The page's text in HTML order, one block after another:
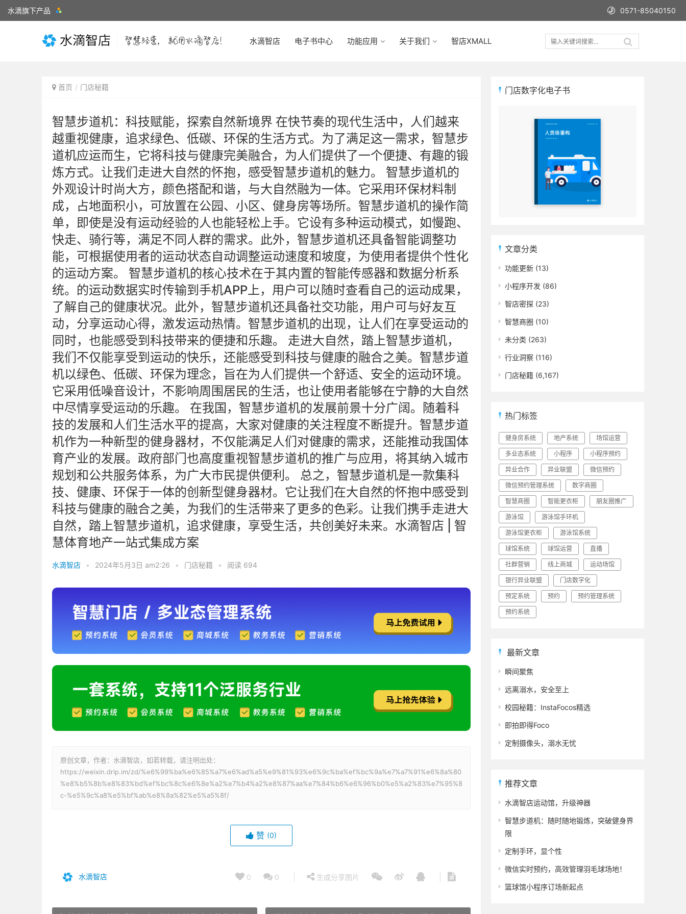
水滴旗下产品 0571-85040150
水滴智店 电子书中心 功能应用 关于我们 智店XMALL
首页 门店秘籍
智慧步道机：科技赋能，探索自然新境界 在快节奏的现代生活中，人们越来
越重视健康，追求绿色、低碳、环保的生活方式。为了满足这一需求，智慧步
道机应运而生，它将科技与健康完美融合，为人们提供了一个便捷、有趣的锻
炼方式。让我们走进大自然的怀抱，感受智慧步道机的魅力。 智慧步道机的
外观设计时尚大方，颜色搭配和谐，与大自然融为一体。它采用环保材料制
成，占地面积小，可放置在公园、小区、健身房等场所。智慧步道机的操作简
单，即使是没有运动经验的人也能轻松上手。它设有多种运动模式，如慢跑、
快走、骑行等，满足不同人群的需求。此外，智慧步道机还具备智能调整功
能，可根据使用者的运动状态自动调整运动速度和坡度，为使用者提供个性化
的运动方案。 智慧步道机的核心技术在于其内置的智能传感器和数据分析系
统。的运动数据实时传输到手机APP上，用户可以随时查看自己的运动成果，
了解自己的健康状况。此外，智慧步道机还具备社交功能，用户可与好友互
动，分享运动心得，激发运动热情。智慧步道机的出现，让人们在享受运动的
同时，也能感受到科技带来的便捷和乐趣。 走进大自然，踏上智慧步道机，
我们不仅能享受到运动的快乐，还能感受到科技与健康的融合之美。智慧步道
机以绿色、低碳、环保为理念，旨在为人们提供一个舒适、安全的运动环境。
它采用低噪音设计，不影响周围居民的生活，也让使用者能够在宁静的大自然
中尽情享受运动的乐趣。 在我国，智慧步道机的发展前景十分广阔。随着科
技的发展和人们生活水平的提高，大家对健康的关注程度不断提升。智慧步道
机作为一种新型的健身器材，不仅能满足人们对健康的需求，还能推动我国体
育产业的发展。政府部门也高度重视智慧步道机的推广与应用，将其纳入城市
规划和公共服务体系，为广大市民提供便利。 总之，智慧步道机是一款集科
技、健康、环保于一体的创新型健身器材。它让我们在大自然的怀抱中感受到
科技与健康的融合之美，为我们的生活带来了更多的色彩。让我们携手走进大
自然，踏上智慧步道机，追求健康，享受生活，共创美好未来。水滴智店 | 智
慧体育地产一站式集成方案
水滴智店 • 2024年5月3日 am2:26 • 门店秘籍 • 阅读 694
原创文章，作者：水滴智店，如若转载，请注明出处：
https://weixin.drip.im/zd/%e6%99%ba%e6%85%a7%e6%ad%a5%e9%81%93%e6%9c%ba%ef%bc%9a%e7%a7%91%e6%8a%80
%e8%b5%8b%e8%83%bd%ef%bc%8c%e6%8e%a2%e7%b4%a2%e8%87%aa%e7%84%b6%e6%96%b0%e5%a2%83%e7%95%8
c-%e5%9c%a8%e5%bf%ab%e8%8a%82%e5%a5%8f/
赞 (0)
水滴智店 0 0 生成分享图片
门店数字化电子书
文章分类
功能更新 (13)
小程序开发 (86)
智店密探 (23)
智慧商圈 (10)
未分类 (263)
行业洞察 (116)
门店秘籍 (6,167)
热门标签
健身房系统 地产系统 场馆运营
多业态系统 小程序 小程序预约
异业合作 异业联盟 微信预约
微信预约管理系统 数字商圈
智慧商圈 智能更衣柜 朋友圈推广
游泳馆 游泳馆手环机
游泳馆更衣柜 游泳馆系统
球馆系统 球馆运营 直播
社群营销 线上商城 运动场馆
银行异业联盟 门店数字化
预定系统 预约 预约管理系统
预约系统
最新文章
瞬间聚焦
远离溺水，安全至上
校园秘籍：InstaFocos精选
即拍即得Foco
定制摄像头，溺水无忧
推荐文章
水滴智店运动馆，升级神器
智慧步道机：随时随地锻炼，突破健身界
限
定制手环，显个性
微信实时预约，高效管理羽毛球场地！
篮球馆小程序订场新起点